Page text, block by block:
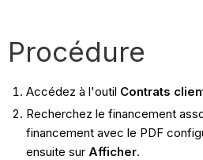
Procédure
Accédez à l'outil Contrats
Recherchez le financement
financement avec le PDF
ensuite sur Afficher.